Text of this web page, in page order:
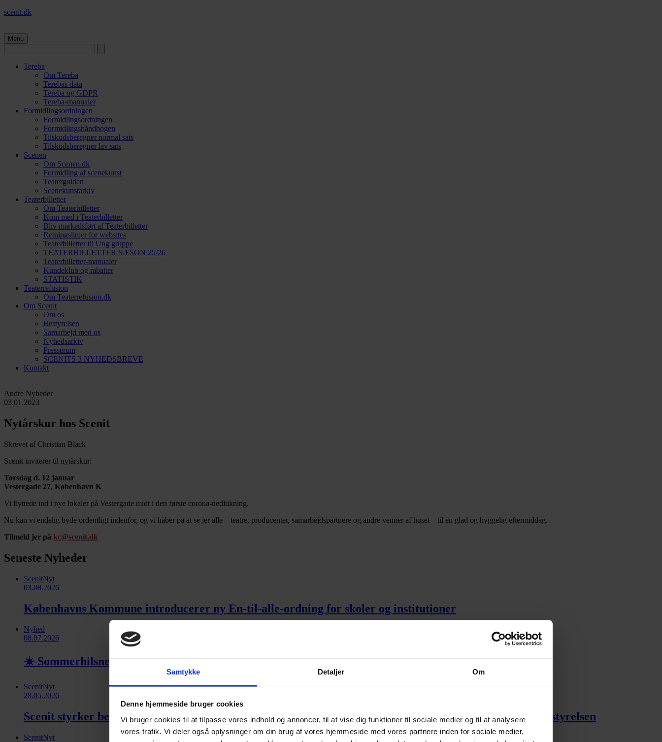
Samtykke Detaljer Om
Denne hjemmeside bruger cookies
Vi bruger cookies til at tilpasse vores indhold og annoncer, til at vise dig funktioner til sociale medier og til at analysere
vores trafik. Vi deler også oplysninger om din brug af vores hjemmeside med vores partnere inden for sociale medier,
scenit.dk
Menu
Tereba
Om Tereba
Terebas data
Tereba og GDPR
Tereba-manualer
Formidlingsordningen
Formidlingsordningen
Formidlingshåndbogen
Tilskudsberegner normal sats
Tilskudsberegner lav sats
Scenen
Om Scenen.dk
Formidling af scenekunst
Teaterguiden
Scenekunstarkiv
Teaterbilletter
Om Teaterbilletter
Kom med i Teaterbilletter
Bliv markedsført af Teaterbilletter
Retningslinjer for websites
Teaterbilletter til Ung gruppe
TEATERBILLETTER SÆSON 25/26
Teaterbilletter-manualer
Kundeklub og rabatter
STATISTIK
Teaterrefusion
Om Teaterrefusion.dk
Om Scenit
Om os
Bestyrelsen
Samarbejd med os
Nyhedsarkiv
Presserum
SCENITS 3 NYHEDSBREVE
Kontakt
Andre Nyheder
03.01.2023
Nytårskur hos Scenit
Skrevet af Christian Black
Scenit inviterer til nytårskur:
Torsdag d. 12 januar
Vestergade 27, København K
Vi flyttede ind i nye lokaler på Vestergade midt i den første corona-nedlukning.
Nu kan vi endelig byde ordentligt indenfor, og vi håber på at se jer alle – teatre, producenter, samarbejdspartnere og andre venner af huset – til en glad og hyggelig eftermiddag.
Tilmeld jer på kc@scenit.dk
Seneste Nyheder
ScenitNyt
03.08.2026
Københavns Kommune introducerer ny En-til-alle-ordning for skoler og institutioner
Nyhed
08.07.2026
☀️ Sommerhilsner fra Scenit ☀️
ScenitNyt
28.05.2026
Scenit styrker bestyrelsen med strategiske markedsføringskompetencer – Lars Silberbauer er tiltrådt bestyrelsen
ScenitNyt